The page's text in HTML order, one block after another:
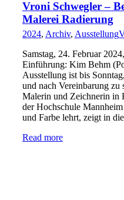
Vroni Schwegler –
Malerei Radierung
2024, Archiv, Ausstellung
Samstag, 24. Februar
Einführung: Kim Behm
Ausstellung ist bis
und nach Vereinbarung zu
Malerin und Zeichnerin in
der Hochschule
und Farbe lehrt, zeigt in
Read more